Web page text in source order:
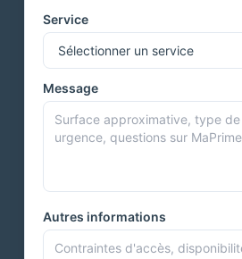
Service
Message
Autres informations